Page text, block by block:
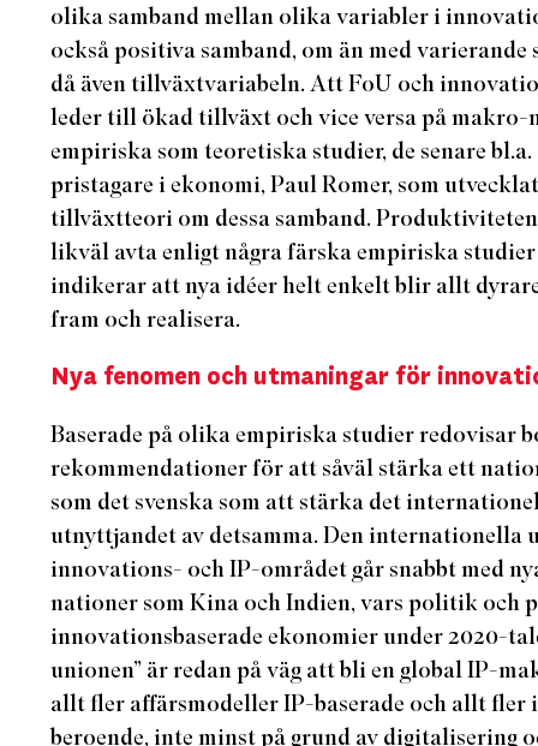
olika samband mellan olika variabler i
också positiva samband, om än med
då även tillväxtvariabeln. Att FoU och
leder till ökad tillväxt och vice versa på makro-
empiriska som teoretiska studier, de senare
pristagare i ekonomi, Paul Romer, som
tillväxtteori om dessa samband.
likväl avta enligt några färska empiriska
indikerar att nya idéer helt enkelt blir allt
fram och realisera.
Nya fenomen och utmaningar för
Baserade på olika empiriska studier redovisar
rekommendationer för att såväl stärka ett
som det svenska som att stärka det
utnyttjandet av detsamma. Den internationella
innovations- och IP-området går snabbt med
nationer som Kina och Indien, vars politik och
innovationsbaserade ekonomier under 2020-
unionen” är redan på väg att bli en global IP-
allt fler affärsmodeller IP-baserade och allt
beroende, inte minst på grund av digitalisering